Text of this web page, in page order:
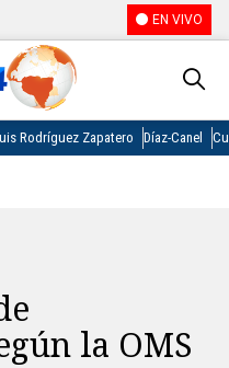
EN VIVO
Rodríguez Zapatero Díaz-Canel
la OMS